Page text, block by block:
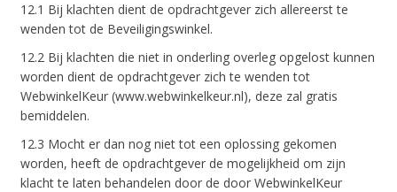
12.1 Bij klachten dient de opdrachtgever zich allereerst te
wenden tot de Beveiligingswinkel.
12.2 Bij klachten die niet in onderling overleg opgelost kunnen
worden dient de opdrachtgever zich te wenden tot
WebwinkelKeur (www.webwinkelkeur.nl), deze zal gratis
bemiddelen.
12.3 Mocht er dan nog niet tot een oplossing gekomen
worden, heeft de opdrachtgever de mogelijkheid om zijn
klacht te laten behandelen door de door WebwinkelKeur